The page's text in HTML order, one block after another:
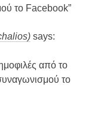
το Facebook”
says:
από το
το